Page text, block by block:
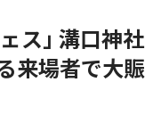
ス｣ 溝口神社
来場者で大賑